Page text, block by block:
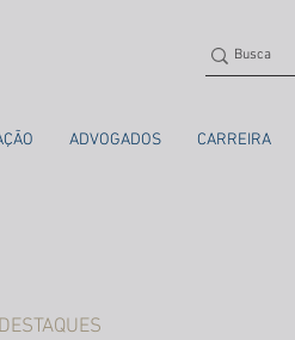
ADVOGADOS CARREIRA
DESTAQUES